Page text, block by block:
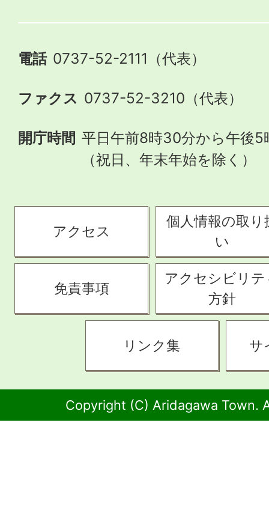
電話 0737-52-2111（代表）
ファクス 0737-52-3210（代表）
開庁時間 平日午前8時30分から午後5
（祝日、年末年始を除く）
アクセス
個人情報の取り
い
免責事項
アクセシビリテ
方針
リンク集 サ
Copyright (C) Aridagawa Town.